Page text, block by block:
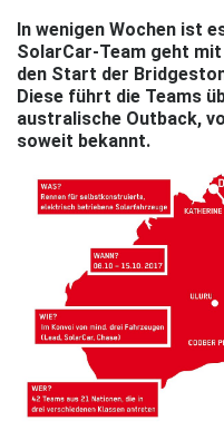
In wenigen Wochen ist
SolarCar-Team geht
den Start der
Diese führt die Teams
australische Outback,
soweit bekannt.